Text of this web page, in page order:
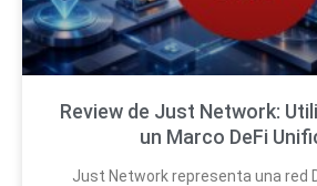
Review de Just Network:
un Marco DeFi
Just Network representa una red